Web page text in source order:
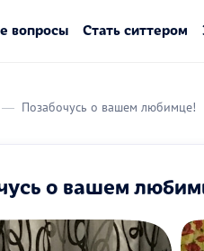
вопросы Стать ситтером
Позабочусь о вашем любимце!
о вашем